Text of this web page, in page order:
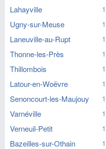
Lahayville 1
Ugny-sur-Meuse 1
Laneuville-au-Rupt 1
Thonne-les-Près 1
Thillombois 1
Latour-en-Woëvre 1
Senoncourt-les-Maujouy 1
Varnéville 1
Verneuil-Petit 1
Bazeilles-sur-Othain 1